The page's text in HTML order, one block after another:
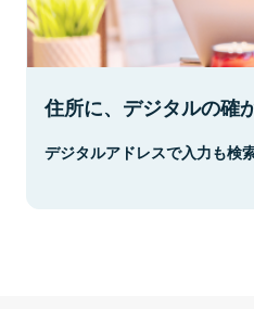
住所に、デジタルの確
デジタルアドレスで入力も検